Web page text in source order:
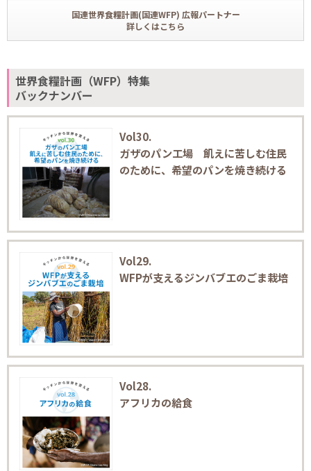
国連世界食糧計画(国連WFP) 広報パートナー
詳しくはこちら
世界食糧計画（WFP）特集
バックナンバー
Vol30.
ガザのパン工場 飢えに苦しむ住民
のために、希望のパンを焼き続ける
Vol29.
WFPが支えるジンバブエのごま栽培
Vol28.
アフリカの給食